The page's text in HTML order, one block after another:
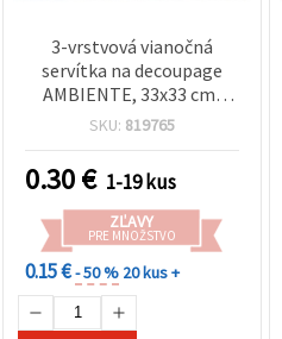
3-vrstvová vianočná
servítka na decoupage
AMBIENTE, 33x33 cm,
Santa v zasneženom lese
SKU: 819765
0.30€ 1-19 kus
ZĽAVY
PRE MNOŽSTVO
0.15 €- 50 % 20 kus +